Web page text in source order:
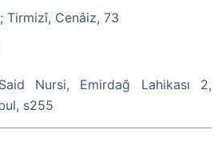
Tirmizî, Cenâiz, 73
Nursi, Emirdağ Lahikası 2,
s255